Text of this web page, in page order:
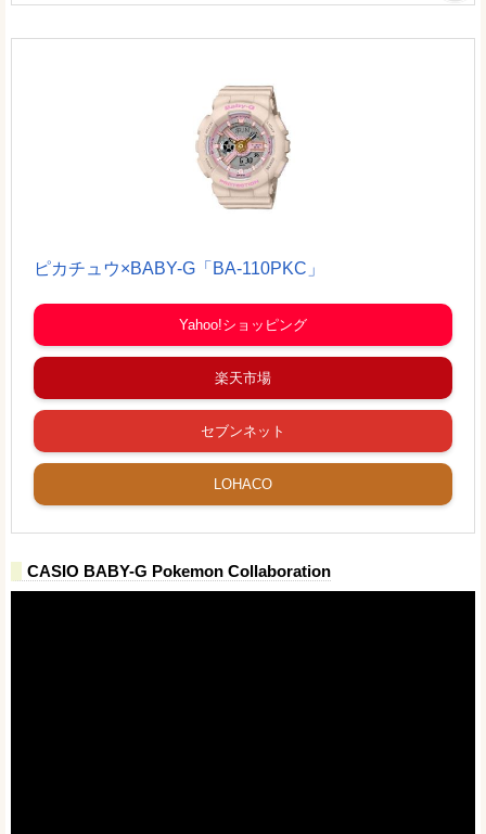
ピカチュウ×BABY-G「BA-110PKC」
Yahoo!ショッピング
楽天市場
セブンネット
LOHACO
CASIO BABY-G Pokemon Collaboration